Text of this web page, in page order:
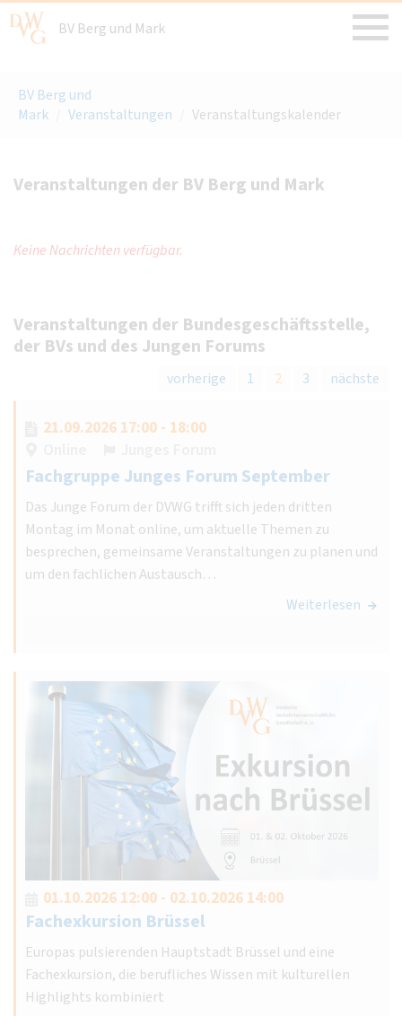
BV Berg und Mark
BV Berg und
Mark
Veranstaltungen Veranstaltungskalender
Veranstaltungen der BV Berg und Mark
Keine Nachrichten verfügbar.
Veranstaltungen der Bundesgeschäftsstelle,
der BVs und des Jungen Forums
vorherige 1 2 3 nächste
21.09.2026 17:00 - 18:00
Fachgruppe Junges Forum September
Das Junge Forum der DVWG trifft sich jeden dritten
Montag im Monat online, um aktuelle Themen zu
besprechen, gemeinsame Veranstaltungen zu planen und
um den fachlichen Austausch…
Weiterlesen
01.10.2026 12:00 - 02.10.2026 14:00
Fachexkursion Brüssel
Europas pulsierenden Hauptstadt Brüssel und eine
Fachexkursion, die berufliches Wissen mit kulturellen
Highlights kombiniert